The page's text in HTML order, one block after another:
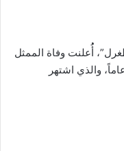
أُُعلنت وفاة الممثل
حسين أوزاي عن عمر ناهز الـ 62 عاماً، والذي اشتهر